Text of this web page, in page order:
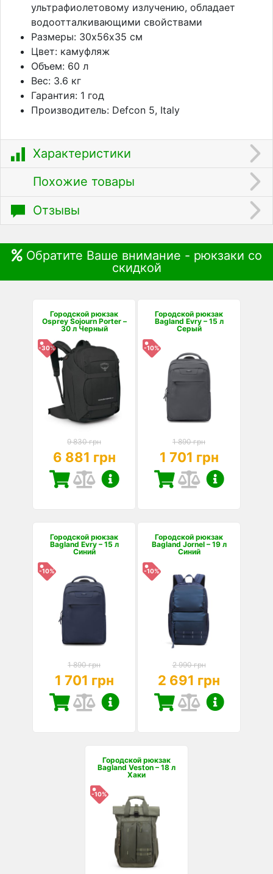
ультрафиолетовому излучению, обладает
водоотталкивающими свойствами
Размеры: 30х56х35 см
Цвет: камуфляж
Объем: 60 л
Вес: 3.6 кг
Гарантия: 1 год
Производитель: Defcon 5, Italy
Характеристики
Похожие товары
Отзывы
Обратите Ваше внимание - рюкзаки со
скидкой
Городской рюкзак
Osprey Sojourn Porter –
30 л Черный
-30%
9 830 грн
6 881 грн
Городской рюкзак
Bagland Evry – 15 л
Серый
-10%
1 890 грн
1 701 грн
Городской рюкзак
Bagland Evry – 15 л
Синий
-10%
1 890 грн
1 701 грн
Городской рюкзак
Bagland Jornel – 19 л
Синий
-10%
2 990 грн
2 691 грн
Городской рюкзак
Bagland Veston – 18 л
Хаки
-10%